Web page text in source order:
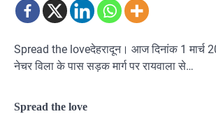
Spread the loveदेहरादून। आज दिनांक 1 मार्च
नेचर विला के पास सड़क मार्ग पर रायवाला से…
Spread the love